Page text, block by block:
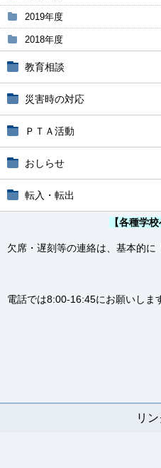
2019年度
2018年度
教育相談
災害時の対応
ＰＴＡ活動
おしらせ
転入・転出
【各種学
欠席・遅刻等の連絡は、基本的に
電話では8:00-16:45にお願いしま
リ